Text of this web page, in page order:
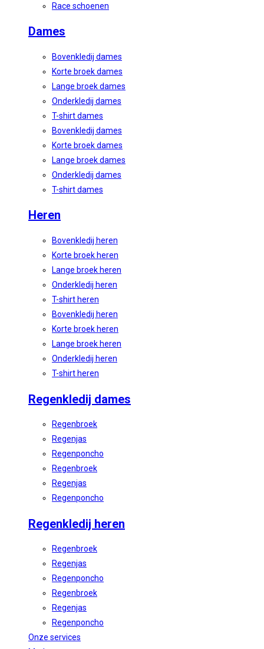
Race schoenen
Dames
Bovenkledij dames
Korte broek dames
Lange broek dames
Onderkledij dames
T-shirt dames
Bovenkledij dames
Korte broek dames
Lange broek dames
Onderkledij dames
T-shirt dames
Heren
Bovenkledij heren
Korte broek heren
Lange broek heren
Onderkledij heren
T-shirt heren
Bovenkledij heren
Korte broek heren
Lange broek heren
Onderkledij heren
T-shirt heren
Regenkledij dames
Regenbroek
Regenjas
Regenponcho
Regenbroek
Regenjas
Regenponcho
Regenkledij heren
Regenbroek
Regenjas
Regenponcho
Regenbroek
Regenjas
Regenponcho
Onze services